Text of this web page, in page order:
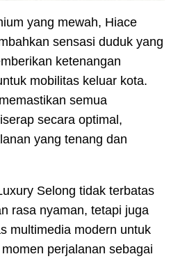
yang mewah, Hiace
sensasi duduk yang
ketenangan
mobilitas keluar kota.
semua
secara optimal,
yang tenang dan
Selong tidak terbatas
rasa nyaman, tetapi juga
multimedia modern untuk
perjalanan sebagai